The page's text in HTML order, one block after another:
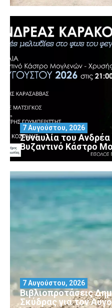
Συναυλία του
Βυζαντινό Κάστρο
7 Αυγούστου, 2026
Βιβλιοπροτάσεις
Σκύδρας για τον
7 Αυγούστου, 2026